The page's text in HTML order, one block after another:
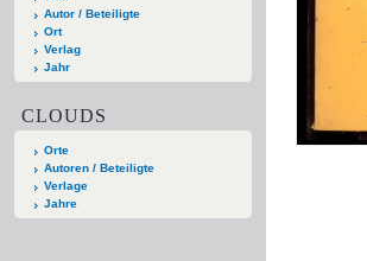
Autor / Beteiligte
Ort
Verlag
Jahr
CLOUDS
Orte
Autoren / Beteiligte
Verlage
Jahre